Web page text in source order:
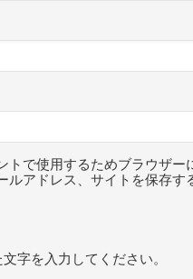
トで使用するためブラウザー
ルアドレス、サイトを保存す
文字を入力してください。